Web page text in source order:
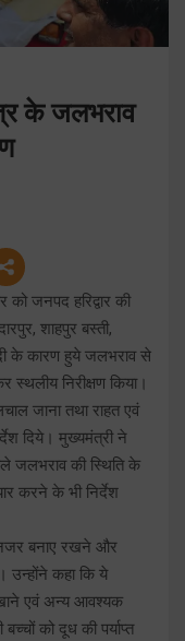
के जलभराव
को जनपद हरिद्वार की
शाहपुर बस्ती,
के कारण हुये जलभराव से
स्थलीय निरीक्षण किया।
जाना तथा राहत एवं
दिये। मुख्यमंत्री ने
जलभराव की स्थिति के
करने के भी निर्देश
नजर बनाए रखने और
उन्होंने कहा कि ये
खाने एवं अन्य आवश्यक
को दूध की पर्याप्त